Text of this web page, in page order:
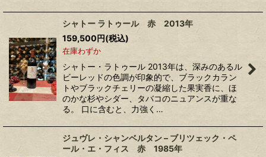
シャトー ラトゥール 赤 2013年
159,500円(税込)
在庫わずか
シャトー・ラトゥール 2013年は、深みのあるル
ビーレッドの色調が印象的で、ブラックカラン
トやブラックチェリーの凝縮した果実香に、ほ
のかな杉やシダー、タバコのニュアンスが重な
る。 口に含むと、力強く…
ジュヴレ・シャンベルタン – ブリツェック・ペ
ール・エ・フィス 赤 1985年